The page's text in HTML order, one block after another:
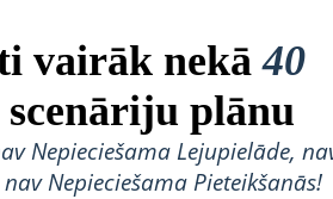
vairāk nekā40
scenāriju plānu
Nepieciešama Lejupielāde,
Nepieciešama Pieteikšanās!